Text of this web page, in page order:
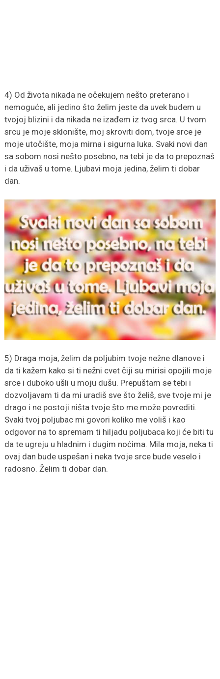
4) Od života nikada ne očekujem nešto preterano i
nemoguće, ali jedino što želim jeste da uvek budem u
tvojoj blizini i da nikada ne izađem iz tvog srca. U tvom
srcu je moje sklonište, moj skroviti dom, tvoje srce je
moje utočište, moja mirna i sigurna luka. Svaki novi dan
sa sobom nosi nešto posebno, na tebi je da to prepoznaš
i da uživaš u tome. Ljubavi moja jedina, želim ti dobar
dan.
5) Draga moja, želim da poljubim tvoje nežne dlanove i
da ti kažem kako si ti nežni cvet čiji su mirisi opojili moje
srce i duboko ušli u moju dušu. Prepuštam se tebi i
dozvoljavam ti da mi uradiš sve što želiš, sve tvoje mi je
drago i ne postoji ništa tvoje što me može povrediti.
Svaki tvoj poljubac mi govori koliko me voliš i kao
odgovor na to spremam ti hiljadu poljubaca koji će biti tu
da te ugreju u hladnim i dugim noćima. Mila moja, neka ti
ovaj dan bude uspešan i neka tvoje srce bude veselo i
radosno. Želim ti dobar dan.